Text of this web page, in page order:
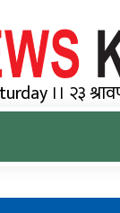
।। २३